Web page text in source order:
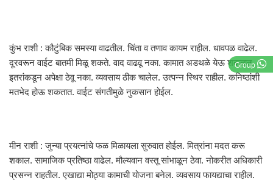
Group
कुंभ राशी : कौटुंबिक समस्या वाढतील. चिंता व तणाव कायम राहील. धावपळ वाढेल.
दूरवरून वाईट बातमी मिळू शकते. वाद वाढवू नका. कामात अडथळे येऊ शकतात.
इतरांकडून अपेक्षा ठेवू नका. व्यवसाय ठीक चालेल. उत्पन्न स्थिर राहील. कनिष्ठांशी
मतभेद होऊ शकतात. वाईट संगतीमुळे नुकसान होईल.
मीन राशी : जुन्या प्रयत्नांचे फळ मिळायला सुरुवात होईल. मित्रांना मदत करू
शकाल. सामाजिक प्रतिष्ठा वाढेल. मौल्यवान वस्तू सांभाळून ठेवा. नोकरीत अधिकारी
प्रसन्न राहतील. एखाद्या मोठ्या कामाची योजना बनेल. व्यवसाय फायद्याचा राहील.